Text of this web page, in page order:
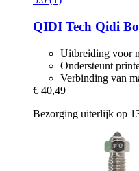
QIDI Tech Qidi
Uitbreiding voor
Ondersteunt
Verbinding van
€ 40,49
Bezorging uiterlijk op